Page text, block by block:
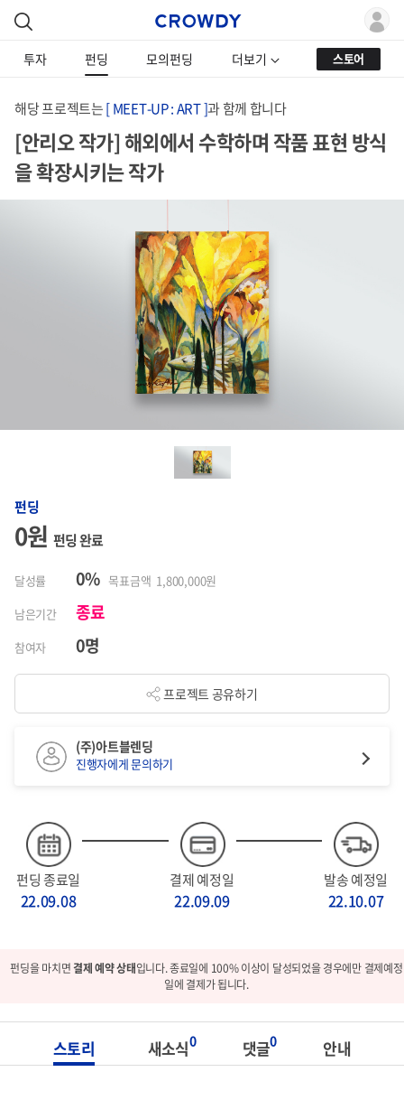
투자 펀딩 모의펀딩 더보기 스토어
해당 프로젝트는[ MEET-UP : ART ]과 함께 합니다
[안리오 작가] 해외에서 수학하며 작품 표현 방식
을 확장시키는 작가
펀딩
0원 펀딩 완료
달성률 0% 목표금액 1,800,000원
남은기간
종료
참여자 0명
프로젝트 공유하기
펀딩 종료일
22.09.08
결제 예정일
22.09.09
발송 예정일
22.10.07
(주)아트블렌딩
진행자에게 문의하기
펀딩을 마치면결제 예약 상태입니다. 종료일에 100% 이상이 달성되었을 경우에만 결제예정
일에 결제가 됩니다.
스토리 새소식0 댓글0 안내